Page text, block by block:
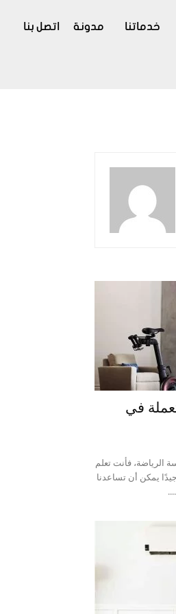
خدماتنا مدونة اتصل بنا
في
الرياضة، فأنت تعلم
يمكن أن تساعدنا